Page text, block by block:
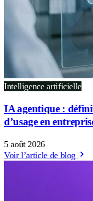
Intelligence artificielle
IA agentique :
d’usage en
5 août 2026
Voir l’article de blog